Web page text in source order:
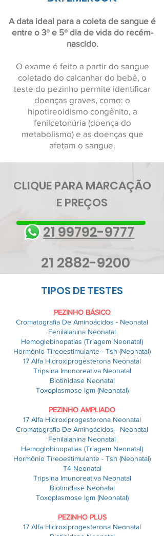
A data ideal para a coleta de sangue é
entre o 3º e 5º dia de vida do recém-
nascido.
O exame é feito a partir do sangue
coletado do calcanhar do bebê, o
teste do pezinho permite identificar
doenças graves, como: o
hipotireoidismo congênito, a
fenilcetonúria (doença do
metabolismo) e as doenças que
afetam o sangue.
CLIQUE PARA MARCAÇÃO
E PREÇOS
21 99792-9777
21 2882-9200
TIPOS DE TESTES
PEZINHO BÁSICO
Cromatografia De Aminoácidos - Neonatal
Fenilalanina Neonatal
Hemoglobinopatias (Triagem Neonatal)
Hormônio Tireoestimulante - Tsh (Neonatal)
17 Alfa Hidroxiprogesterona Neonatal
Tripsina Imunoreativa Neonatal
Biotinidase Neonatal
Toxoplasmose Igm (Neonatal)
PEZINHO AMPLIADO
17 Alfa Hidroxiprogesterona Neonatal
Cromatografia De Aminoácidos - Neonatal
Fenilalanina Neonatal
Hemoglobinopatias (Triagem Neonatal)
Hormônio Tireoestimulante - Tsh (Neonatal)
T4 Neonatal
Tripsina Imunoreativa Neonatal
Biotinidase Neonatal
Toxoplasmose Igm (Neonatal)
PEZINHO PLUS
17 Alfa Hidroxiprogesterona Neonatal